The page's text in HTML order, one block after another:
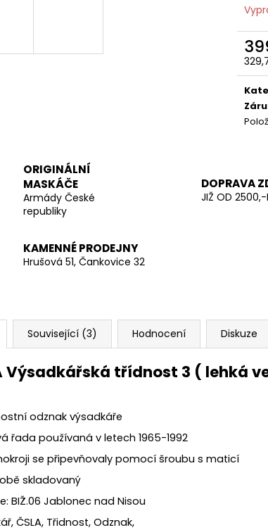
ORIGINÁLNÍ
MASKÁČE
Armády České
republiky
DOPRAVA
JIŽ OD
KAMENNÉ PRODEJNY
Hrušová 51, Čankovice 32
Související (3) Hodnocení Diskuze
Výsadkářská třídnost 3 ( lehká
odznak výsadkáře
řada používaná v letech 1965-1992
se připevňovaly pomocí šroubu s maticí
skladovaný
BIŽ.06 Jablonec nad Nisou
ČSLA, Třidnost, Odznak,